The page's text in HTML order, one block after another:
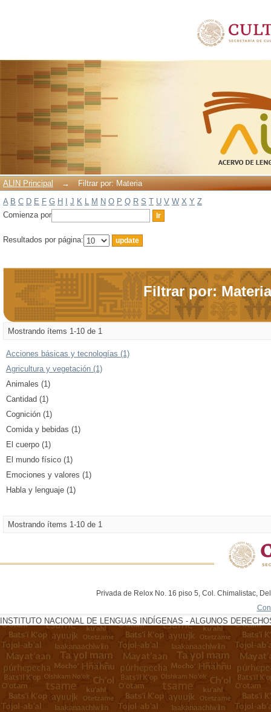
ALIN Principal →
Filtrar por: Materia
A B C D E F G H J K L M N O P Q R S T U V W X Y Z
Comienza por
Resultados por página:
Filtrar por: Materia
Mostrando ítems 1-10 de 1
Acciones básicas y tecnologías (1)
Agricultura y vegetación (1)
Animales (1)
Cantidad (1)
Cognición (1)
Comida y bebidas (1)
El cuerpo (1)
El mundo físico (1)
Emociones y valores (1)
Habla y lenguaje (1)
Mostrando ítems 1-10 de 1
Privada de Relox No. 16 piso 5, Col. Chimalistac,
INSTITUTO NACIONAL DE LENGUAS INDÍGENAS - ALGUNOS